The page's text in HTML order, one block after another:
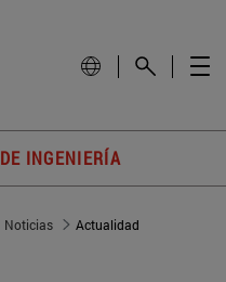
INGENIERÍA
Noticias Actualidad